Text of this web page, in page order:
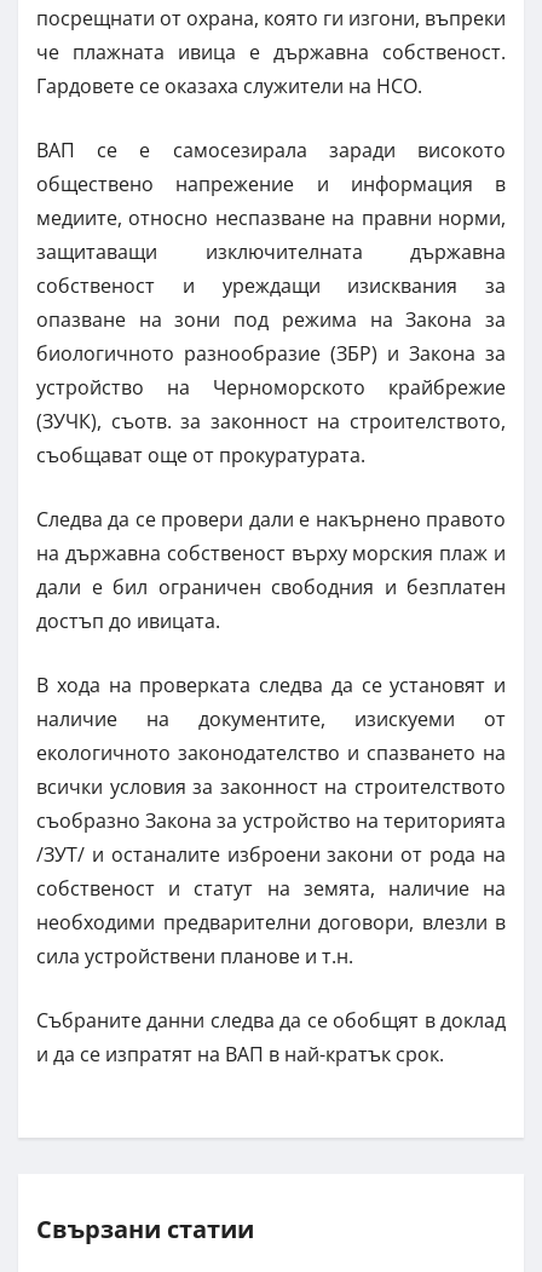
посрещнати от охрана, която ги изгони, въпреки
че плажната ивица е държавна собственост.
Гардовете се оказаха служители на НСО.
ВАП се е самосезирала заради високото
обществено напрежение и информация в
медиите, относно неспазване на правни норми,
защитаващи изключителната държавна
собственост и уреждащи изисквания за
опазване на зони под режима на Закона за
биологичното разнообразие (ЗБР) и Закона за
устройство на Черноморското крайбрежие
(ЗУЧК), съотв. за законност на строителството,
съобщават още от прокуратурата.
Следва да се провери дали е накърнено правото
на държавна собственост върху морския плаж и
дали е бил ограничен свободния и безплатен
достъп до ивицата.
В хода на проверката следва да се установят и
наличие на документите, изискуеми от
екологичното законодателство и спазването на
всички условия за законност на строителството
съобразно Закона за устройство на територията
/ЗУТ/ и останалите изброени закони от рода на
собственост и статут на земята, наличие на
необходими предварителни договори, влезли в
сила устройствени планове и т.н.
Събраните данни следва да се обобщят в доклад
и да се изпратят на ВАП в най-кратък срок.
Свързани статии